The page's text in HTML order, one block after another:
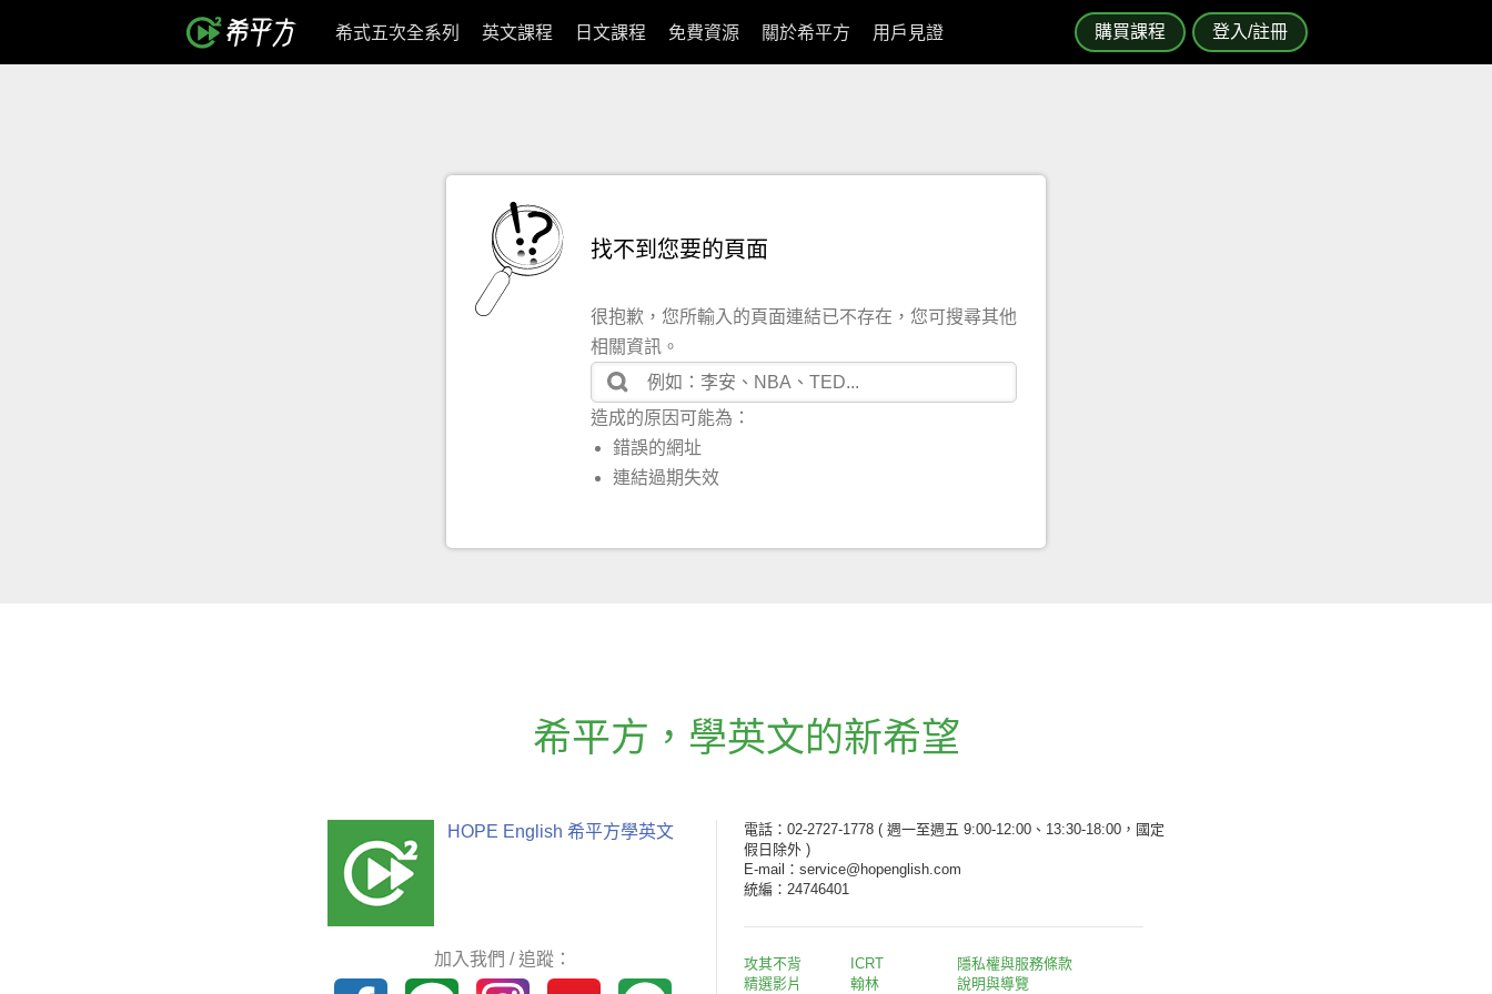
購買課程 登入/註冊
希式五次全系列 英文課程 日文課程 免費資源 關於希平方 用戶見證
找不到您要的頁面
很抱歉，您所輸入的頁面連結已不存在，您可搜尋其他
相關資訊。
造成的原因可能為：
錯誤的網址
連結過期失效
希平方 ， 學英文的新希望
HOPE English 希平方學英文
加入我們 / 追蹤：
電話：02-2727-1778 ( 週一至週五 9:00-12:00、13:30-18:00，國定
假日除外 )
E-mail：service@hopenglish.com
統編：24746401
攻其不背
精選影片
ICRT
翰林
隱私權與服務條款
說明與導覽